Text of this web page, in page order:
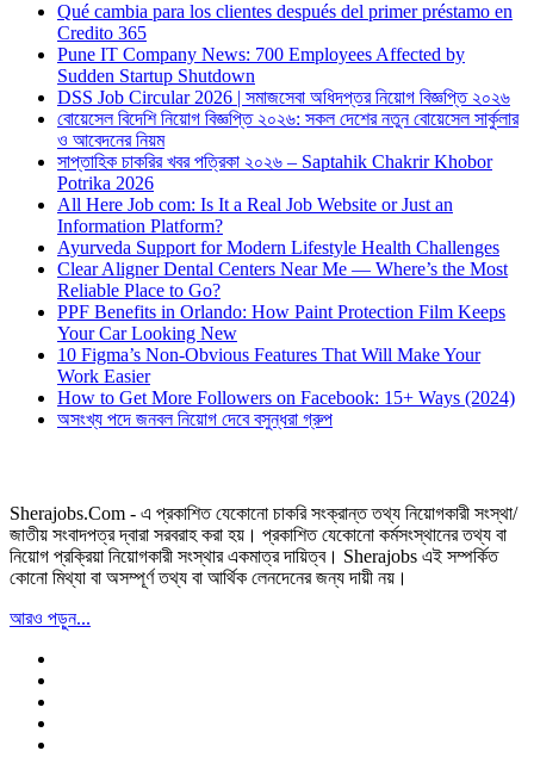
Qué cambia para los clientes después del primer préstamo en
Credito 365
Pune IT Company News: 700 Employees Affected by
Sudden Startup Shutdown
DSS Job Circular 2026 | সমাজসেবা অধিদপ্তর নিয়োগ বিজ্ঞপ্তি ২০২৬
বোয়েসেল বিদেশি নিয়োগ বিজ্ঞপ্তি ২০২৬: সকল দেশের নতুন বোয়েসেল সার্কুলার
ও আবেদনের নিয়ম
সাপ্তাহিক চাকরির খবর পত্রিকা ২০২৬ – Saptahik Chakrir Khobor
Potrika 2026
All Here Job com: Is It a Real Job Website or Just an
Information Platform?
Ayurveda Support for Modern Lifestyle Health Challenges
Clear Aligner Dental Centers Near Me — Where’s the Most
Reliable Place to Go?
PPF Benefits in Orlando: How Paint Protection Film Keeps
Your Car Looking New
10 Figma’s Non-Obvious Features That Will Make Your
Work Easier
How to Get More Followers on Facebook: 15+ Ways (2024)
অসংখ্য পদে জনবল নিয়োগ দেবে বসুন্ধরা গ্রুপ
Sherajobs.Com - এ প্রকাশিত যেকোনো চাকরি সংক্রান্ত তথ্য নিয়োগকারী সংস্থা/
জাতীয় সংবাদপত্র দ্বারা সরবরাহ করা হয়। প্রকাশিত যেকোনো কর্মসংস্থানের তথ্য বা
নিয়োগ প্রক্রিয়া নিয়োগকারী সংস্থার একমাত্র দায়িত্ব। Sherajobs এই সম্পর্কিত
কোনো মিথ্যা বা অসম্পূর্ণ তথ্য বা আর্থিক লেনদেনের জন্য দায়ী নয়।
আরও পড়ুন...